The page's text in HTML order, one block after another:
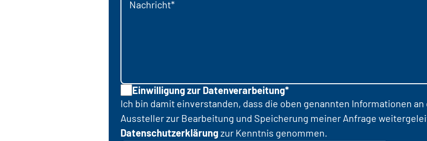
Nachricht*
Einwilligung zur Datenverarbeitung*
Ich bin damit einverstanden, dass die oben genannten Informationen
Aussteller zur Bearbeitung und Speicherung meiner Anfrage
Datenschutzerklärungzur Kenntnis genommen.